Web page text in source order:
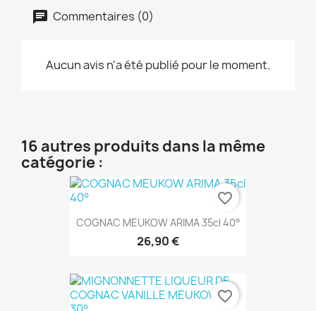
Commentaires (0)
Aucun avis n'a été publié pour le moment.
16 autres produits dans la même
catégorie :
COGNAC MEUKOW ARIMA 35cl 40°
26,90 €
favorite_border
favorite_border